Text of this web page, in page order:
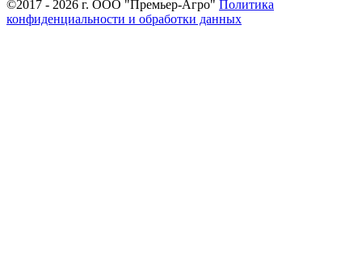
©2017 - 2026 г. ООО "Премьер-Агро" Политика
конфиденциальности и обработки данных